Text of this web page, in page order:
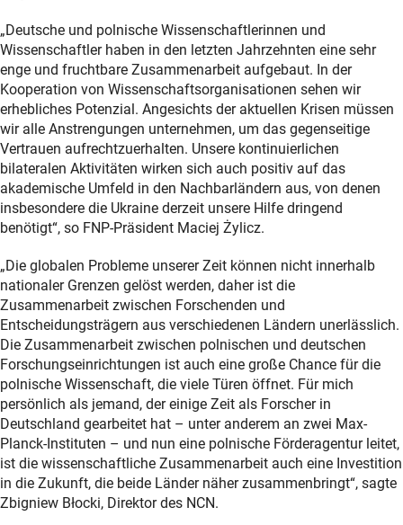
„Deutsche und polnische Wissenschaftlerinnen und
Wissenschaftler haben in den letzten Jahrzehnten eine sehr
enge und fruchtbare Zusammenarbeit aufgebaut. In der
Kooperation von Wissenschaftsorganisationen sehen wir
erhebliches Potenzial. Angesichts der aktuellen Krisen müssen
wir alle Anstrengungen unternehmen, um das gegenseitige
Vertrauen aufrechtzuerhalten. Unsere kontinuierlichen
bilateralen Aktivitäten wirken sich auch positiv auf das
akademische Umfeld in den Nachbarländern aus, von denen
insbesondere die Ukraine derzeit unsere Hilfe dringend
benötigt“, so FNP-Präsident Maciej Żylicz.
„Die globalen Probleme unserer Zeit können nicht innerhalb
nationaler Grenzen gelöst werden, daher ist die
Zusammenarbeit zwischen Forschenden und
Entscheidungsträgern aus verschiedenen Ländern unerlässlich.
Die Zusammenarbeit zwischen polnischen und deutschen
Forschungseinrichtungen ist auch eine große Chance für die
polnische Wissenschaft, die viele Türen öffnet. Für mich
persönlich als jemand, der einige Zeit als Forscher in
Deutschland gearbeitet hat – unter anderem an zwei Max-
Planck-Instituten – und nun eine polnische Förderagentur leitet,
ist die wissenschaftliche Zusammenarbeit auch eine Investition
in die Zukunft, die beide Länder näher zusammenbringt“, sagte
Zbigniew Błocki, Direktor des NCN.